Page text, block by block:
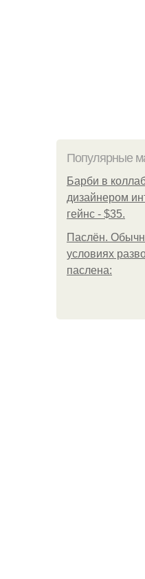
Популярные
Барби в
дизайнером
гейнс - $35.
Паслён.
условиях
паслена: